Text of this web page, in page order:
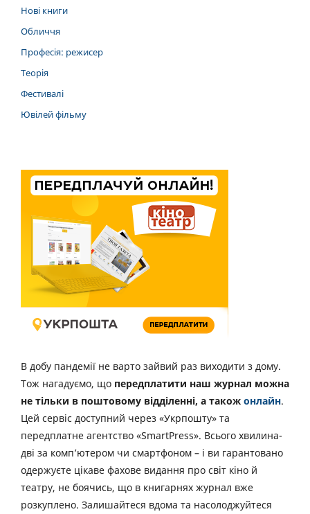
Нові книги
Обличчя
Професія: режисер
Теорія
Фестивалі
Ювілей фільму
В добу пандемії не варто зайвий раз виходити з дому.
Тож нагадуємо, що передплатити наш журнал можна
не тільки в поштовому відділенні, а також онлайн.
Цей сервіс доступний через «Укрпошту» та
передплатне агентство «SmartPress». Всього хвилина-
дві за комп’ютером чи смартфоном – і ви гарантовано
одержуєте цікаве фахове видання про світ кіно й
театру, не боячись, що в книгарнях журнал вже
розкуплено. Залишайтеся вдома та насолоджуйтеся